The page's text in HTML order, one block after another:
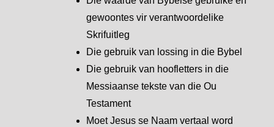
gewoontes vir verantwoordelike
Skrifuitleg
Die gebruik van lossing in die Bybel
Die gebruik van hoofletters in die
Messiaanse tekste van die Ou
Testament
Moet Jesus se Naam vertaal word